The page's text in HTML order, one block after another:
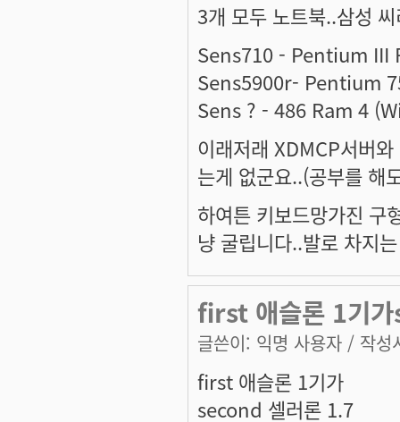
3개 모두 노트북..삼성
Sens710 - Pentium III
Sens5900r- Pentium
Sens ? - 486 Ram 4
이래저래 XDMCP서버
는게 없군요..(공부를 해
하여튼 키보드망가진 구
냥 굴립니다..발로 차지
first 애슬론 1기
글쓴이: 익명 사용자 / 작성
first 애슬론 1기가
second 셀러론 1.7